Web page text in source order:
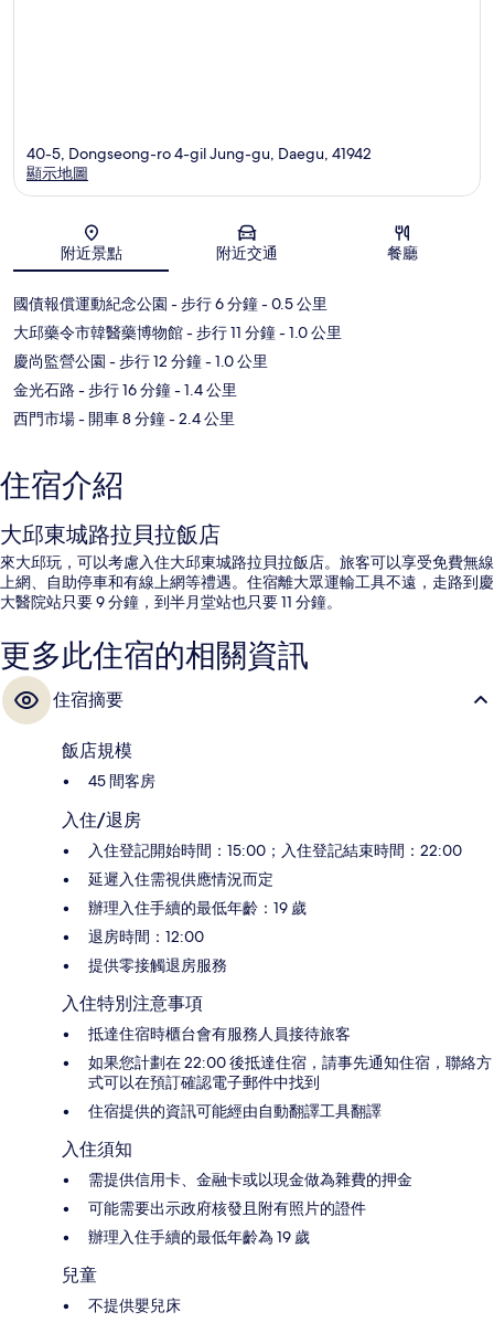
地圖
40-5, Dongseong-ro 4-gil Jung-gu, Daegu, 41942
顯示地圖
附近景點 附近交通 餐廳
國債報償運動紀念公園 - 步行 6 分鐘- 0.5 公里
大邱藥令市韓醫藥博物館- 步行 11 分鐘- 1.0 公里
慶尚監營公園 - 步行 12 分鐘- 1.0 公里
金光石路 - 步行 16 分鐘- 1.4 公里
西門市場- 開車 8 分鐘- 2.4 公里
住宿介紹
大邱東城路拉貝拉飯店
來大邱玩，可以考慮入住大邱東城路拉貝拉飯店。旅客可以享受免費無線
上網、自助停車和有線上網等禮遇。住宿離大眾運輸工具不遠，走路到慶
大醫院站只要 9 分鐘，到半月堂站也只要 11 分鐘。
更多此住宿的相關資訊
住宿摘要
飯店規模
45 間客房
入住/退房
入住登記開始時間：15:00；入住登記結束時間：22:00
延遲入住需視供應情況而定
辦理入住手續的最低年齡：19 歲
退房時間：12:00
提供零接觸退房服務
入住特別注意事項
抵達住宿時櫃台會有服務人員接待旅客
如果您計劃在 22:00 後抵達住宿，請事先通知住宿，聯絡方
式可以在預訂確認電子郵件中找到
住宿提供的資訊可能經由自動翻譯工具翻譯
入住須知
需提供信用卡、金融卡或以現金做為雜費的押金
可能需要出示政府核發且附有照片的證件
辦理入住手續的最低年齡為 19 歲
兒童
不提供嬰兒床